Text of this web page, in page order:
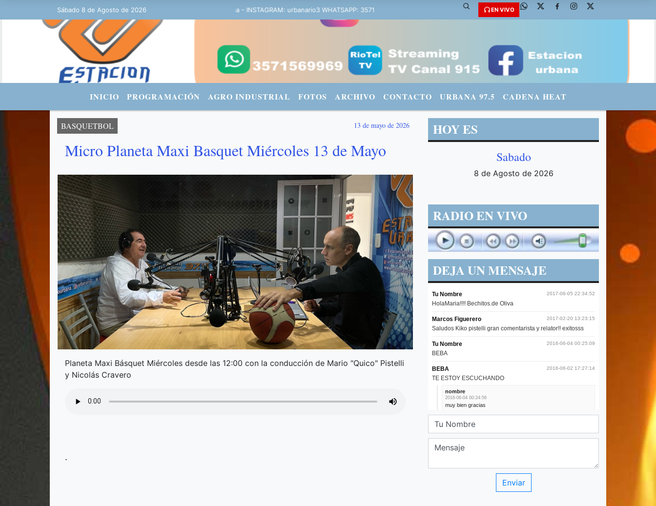
Sábado 8 de Agosto de 2026
FACEBOOK: Estacionurbana Radiourbana - TWITTER: @fmradiourbana - INSTAGRAM: urbanario3 WHATSAPP: 3571569969 EN VIVO
INICIO PROGRAMACIÓN AGRO INDUSTRIAL FOTOS ARCHIVO CONTACTO URBANA 97.5 CADENA HEAT
BASQUETBOL 13 de mayo de 2026
Micro Planeta Maxi Basquet Miércoles 13 de Mayo
Planeta Maxi Básquet Miércoles desde las 12:00 con la conducción de Mario "Quico" Pistelli
y Nicolás Cravero
.
HOY ES
Sabado
8 de Agosto de 2026
RADIO EN VIVO
DEJA UN MENSAJE